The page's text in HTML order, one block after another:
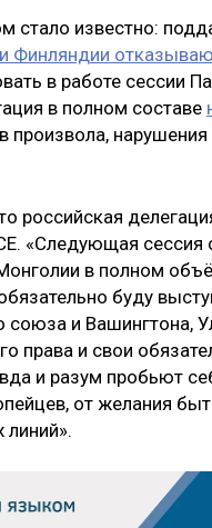
стало известно:
Финляндии
в работе
в полном составе
произвола,
российская
«Следующая сессия
в полном
буду
союза и Вашингтона,
права и свои
и разум пробьют
от желания
линий».